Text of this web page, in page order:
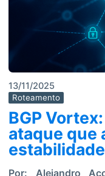
13/11/2025
Roteamento
BGP
ataque que
Por: Alejandro